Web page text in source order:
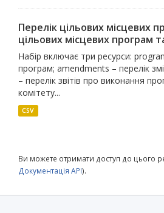
Перелік цільових місцевих
цільових місцевих програм та
Набір включає три ресурси:
програм; amendments – перелік
– перелік звітів про виконання
комітету...
CSV
Ви можете отримати доступ до цього
Документація API).